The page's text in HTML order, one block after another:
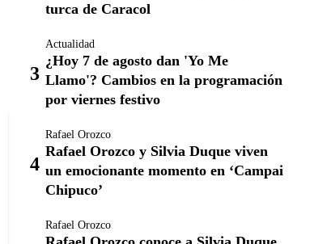
turca de Caracol
Actualidad
¿Hoy 7 de agosto dan 'Yo Me
Llamo'? Cambios en la programación
por viernes festivo
Rafael Orozco
Rafael Orozco y Silvia Duque viven
un emocionante momento en ‘Campai
Chipuco’
Rafael Orozco